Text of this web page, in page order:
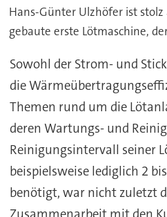
Hans-Günter Ulzhöfer ist
gebaute erste Lötmaschine,
Sowohl der Strom- und
die
Themen rund um die
deren Wartungs- und
Reinigungsintervall seiner
beispielsweise lediglich 2
benötigt, war nicht zuletzt